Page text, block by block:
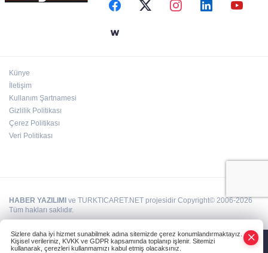
Künye
İletişim
Kullanım Şartnamesi
Gizlilik Politikası
Çerez Politikası
Veri Politikası
HABER YAZILIMI ve TURKTICARET.NET projesidir Copyright© 2006-2026
Tüm hakları saklıdır.
Sizlere daha iyi hizmet sunabilmek adına sitemizde çerez konumlandırmaktayız.
Kişisel verileriniz, KVKK ve GDPR kapsamında toplanıp işlenir. Sitemizi
kullanarak, çerezleri kullanmamızı kabul etmiş olacaksınız.